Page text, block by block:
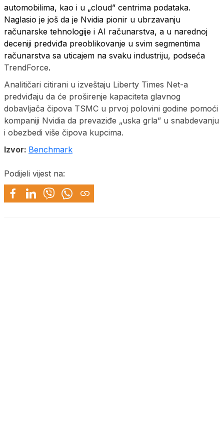
automobilima, kao i u „cloud” centrima podataka.
Naglasio je još da je Nvidia pionir u ubrzavanju
računarske tehnologije i AI računarstva, a u narednoj
deceniji predviđa preoblikovanje u svim segmentima
računarstva sa uticajem na svaku industriju, podseća
TrendForce.
Analitičari citirani u izveštaju Liberty Times Net-a
predviđaju da će proširenje kapaciteta glavnog
dobavljača čipova TSMC u prvoj polovini godine pomoći
kompaniji Nvidia da prevaziđe „uska grla” u snabdevanju
i obezbedi više čipova kupcima.
Izvor: Benchmark
Podijeli vijest na: